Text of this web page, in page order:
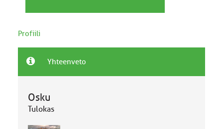
Profiili
Yhteenveto
Osku
Tulokas